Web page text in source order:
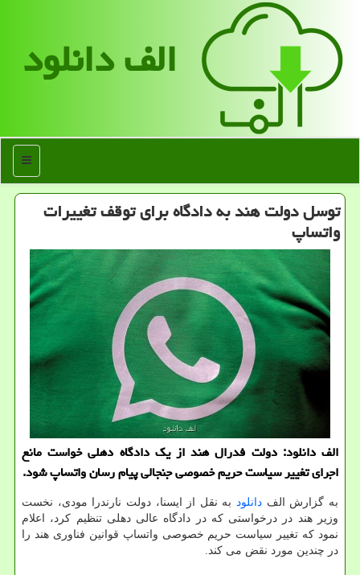
الف دانلود
منو
توسل دولت هند به دادگاه برای توقف تغییرات
واتساپ
الف دانلود: دولت فدرال هند از یک دادگاه دهلی خواست مانع
اجرای تغییر سیاست حریم خصوصی جنجالی پیام رسان واتساپ شود.
به گزارش الف دانلود به نقل از ایسنا، دولت نارندرا مودی، نخست
وزیر هند در درخواستی که در دادگاه عالی دهلی تنظیم کرد، اعلام
نمود که تغییر سیاست حریم خصوصی واتساپ قوانین فناوری هند را
در چندین مورد نقض می کند.